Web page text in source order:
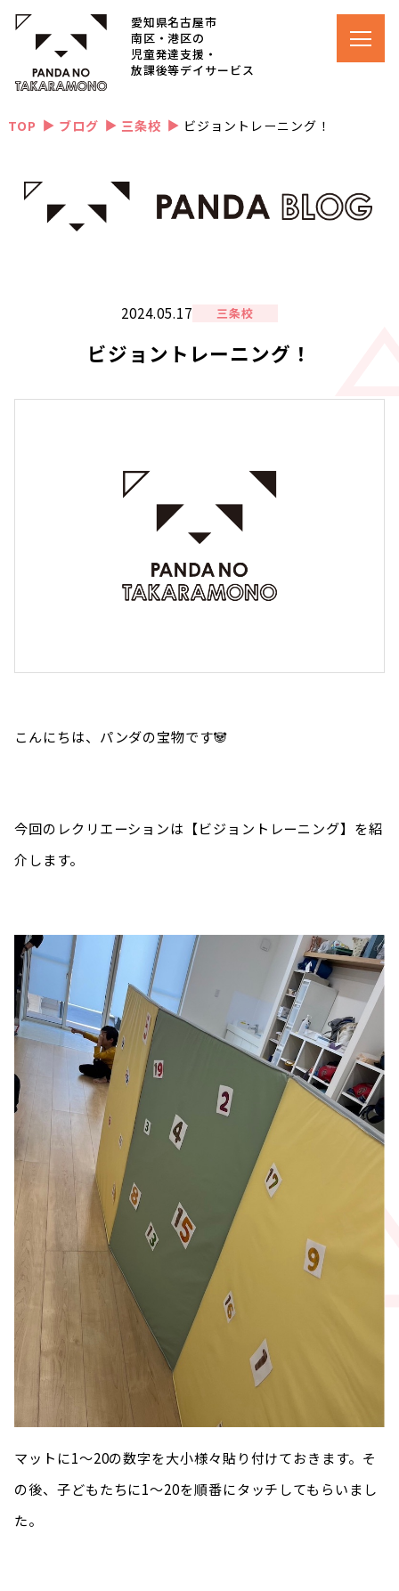
愛知県名古屋市
南区・港区の
児童発達支援・
放課後等デイサービス
TOP ▲ ブログ ▲ 三条校 ▲ ビジョントレーニング！
2024.05.17 三条校
ビジョントレーニング！
こんにちは、パンダの宝物です🐼
今回のレクリエーションは【ビジョントレーニング】を紹
介します。
マットに1〜20の数字を大小様々貼り付けておきます。そ
の後、子どもたちに1〜20を順番にタッチしてもらいまし
た。